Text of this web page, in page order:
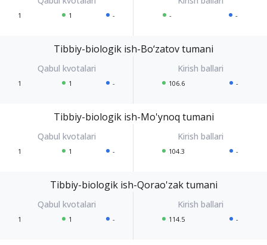
1 1 - - -
Tibbiy-biologik ish-Bo‘zatov tumani
1 1 - 106.6 -
Tibbiy-biologik ish-Mo'ynoq tumani
1 1 - 104.3 -
Tibbiy-biologik ish-Qorao'zak tumani
1 1 - 114.5 -